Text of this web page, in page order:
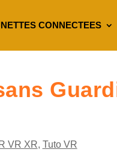
CONNECTEES
VR XR, Tuto VR